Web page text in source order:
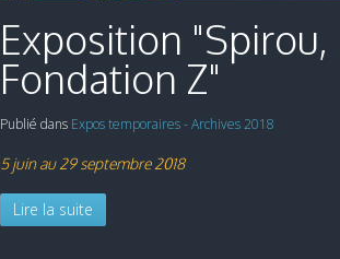
Exposition "Spirou,
Fondation Z"
Publié dans Expos temporaires - Archives 2018
5 juin au 29 septembre 2018
Lire la suite